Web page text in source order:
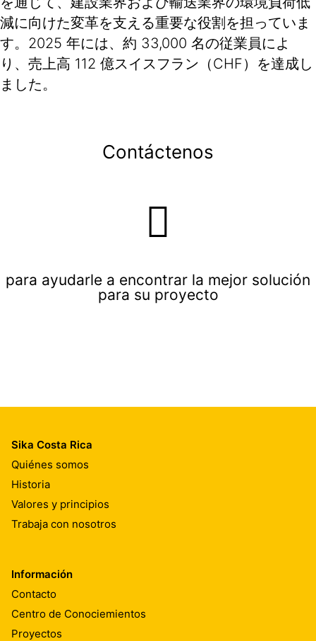
減に向けた変革を支える重要な役割を担っていま
す。2025 年には、約 33,000 名の従業員によ
り、売上高 112 億スイスフラン（CHF）を達成し
ました。
Contáctenos
para ayudarle a encontrar la mejor solución
para su proyecto
Sika Costa Rica
Quiénes somos
Historia
Valores y principios
Trabaja con nosotros
Información
Contacto
Centro de Conociemientos
Proyectos